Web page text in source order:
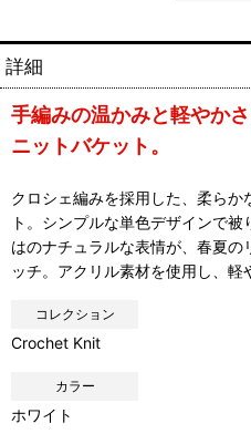
詳細
手編みの温かみと軽やか
ニットバケット。
クロシェ編みを採用した、柔らか
ト。シンプルな単色デザインで
はのナチュラルな表情が、春夏
ッチ。アクリル素材を使用し、軽
コレクション
Crochet Knit
カラー
ホワイト